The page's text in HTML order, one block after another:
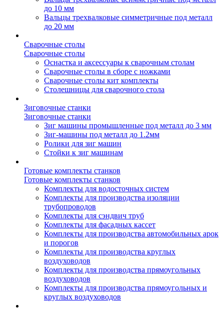
до 10 мм
Вальцы трехвалковые симметричные под металл
до 20 мм
Сварочные столы
Сварочные столы
Оснастка и аксессуары к сварочным столам
Сварочные столы в сборе с ножками
Сварочные столы кит комплекты
Столешницы для сварочного стола
Зиговочные станки
Зиговочные станки
Зиг машины промышленные под металл до 3 мм
Зиг-машины под металл до 1.2мм
Ролики для зиг машин
Стойки к зиг машинам
Готовые комплекты станков
Готовые комплекты станков
Комплекты для водосточных систем
Комплекты для производства изоляции
трубопроводов
Комплекты для сэндвич труб
Комплекты для фасадных кассет
Комплекты для производства автомобильных арок
и порогов
Комплекты для производства круглых
воздуховодов
Комплекты для производства прямоугольных
воздуховодов
Комплекты для производства прямоугольных и
круглых воздуховодов